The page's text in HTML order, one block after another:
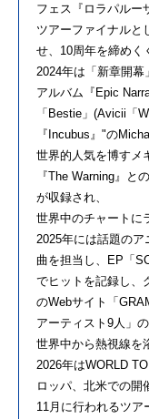
フェス『ロラパルー
ツアーファイナルと
せ、10周年を締めく
2024年は「新章開
アルバム『Epic
「Bestie」(Avicii「
『Incubus』"の
世界的人気を博すメ
『The Warning』と
が収録され、
世界中のチャートに
2025年には話題の
曲を担当し、EP「
でヒットを記録し、
のWebサイト「
アーティスト9人」
世界中から熱視線を
2026年はWORLD
ロッパ、北米での開
11月に行われるツア